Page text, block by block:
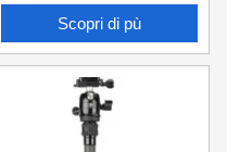
Scopri di pù